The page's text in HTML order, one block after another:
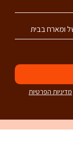
מדיניות הפרטיות